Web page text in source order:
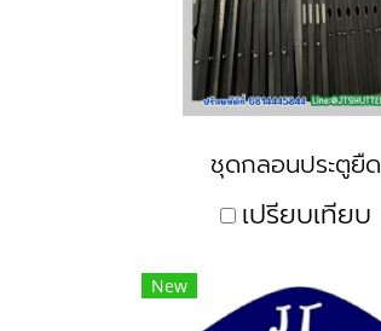
ชุดกลอนประตูยืด
เปรียบเทียบ
New